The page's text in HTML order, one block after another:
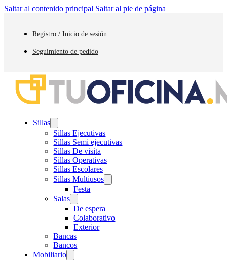
Saltar al contenido principal Saltar al pie de página
Registro / Inicio de sesión
Seguimiento de pedido
Sillas
Sillas Ejecutivas
Sillas Semi ejecutivas
Sillas De visita
Sillas Operativas
Sillas Escolares
Sillas Multiusos
Festa
Salas
De espera
Colaborativo
Exterior
Bancas
Bancos
Mobiliario